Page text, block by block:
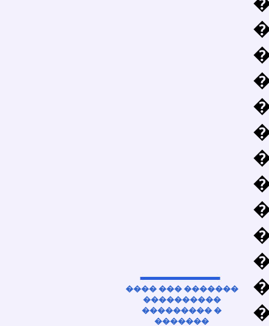
���� ��� �������
����������
��������� �
�������